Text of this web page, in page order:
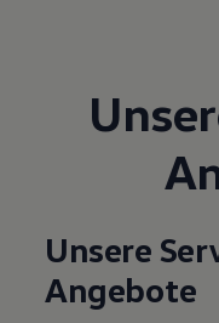
Handy
Über Ihr Auto
Warn-
Digitale
Unsere
Angebote